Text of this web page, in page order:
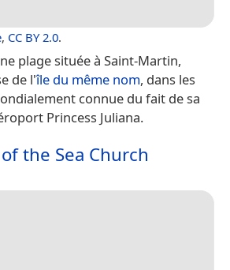
, CC BY 2.0.
plage située à Saint-Martin,
de l'île du même nom, dans les
connue du fait de sa
Princess Juliana.
the Sea Church